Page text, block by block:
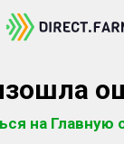
на Главную